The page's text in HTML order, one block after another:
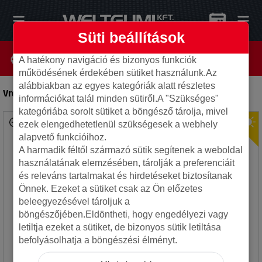
Vredestein 275/30ZR20 97Y XL ULTRAC PRO-Autó gumi
Süti beállítások
A hatékony navigáció és bizonyos funkciók
működésének érdekében sütiket használunk.Az
alábbiakban az egyes kategóriák alatt részletes
információkat talál minden sütiről.A "Szükséges"
kategóriába sorolt sütiket a böngésző tárolja, mivel
ezek elengedhetetlenül szükségesek a webhely
alapvető funkcióihoz.
A harmadik féltől származó sütik segítenek a weboldal
használatának elemzésében, tárolják a preferenciáit
és releváns tartalmakat és hirdetéseket biztosítanak
Önnek. Ezeket a sütiket csak az Ön előzetes
beleegyezésével tároljuk a
böngészőjében.Eldöntheti, hogy engedélyezi vagy
letiltja ezeket a sütiket, de bizonyos sütik letiltása
befolyásolhatja a böngészési élményt.